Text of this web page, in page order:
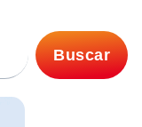
Buscar